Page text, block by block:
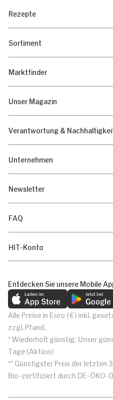
Rezepte
Sortiment
Marktfinder
Unser Magazin
Verantwortung &
Unternehmen
Newsletter
FAQ
HIT-Konto
Entdecken Sie unsere Mobile
Alle Preise in Euro (€) inkl.
zzgl. Pfand.
* Wiederholt günstig: Unser
Tage (Aktion)
** Günstigster Preis der letzten
Bio-zertifiziert durch DE-ÖKO-